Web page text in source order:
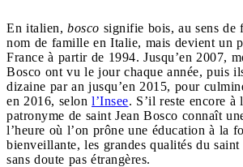
En italien, bosco signifie bois, au sens de
nom de famille en Italie, mais devient un
France à partir de 1994. Jusqu’en 2007,
Bosco ont vu le jour chaque année, puis
dizaine par an jusqu’en 2015, pour
en 2016, selon l’Insee. S’il reste encore à
patronyme de saint Jean Bosco connaît
l’heure où l’on prône une éducation à la
bienveillante, les grandes qualités du saint
sans doute pas étrangères.